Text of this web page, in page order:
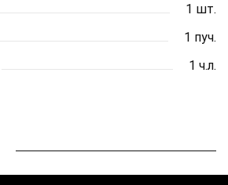
1 шт.
1 пуч.
1 ч.л.